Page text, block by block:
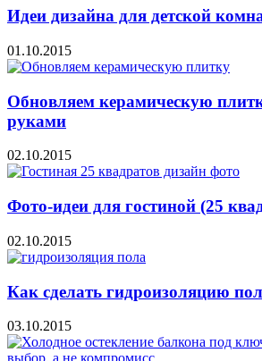
Идеи дизайна для детской
01.10.2015
Обновляем керамическую
руками
02.10.2015
Фото-идеи для гостиной (25
02.10.2015
Как сделать гидроизоляцию
03.10.2015